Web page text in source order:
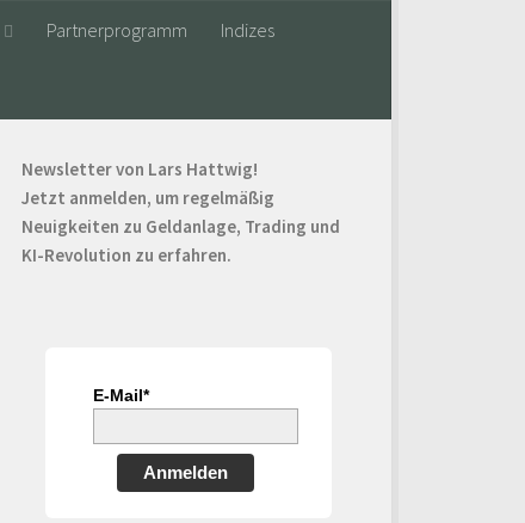
Partnerprogramm Indizes
Newsletter von Lars Hattwig!
Jetzt anmelden, um regelmäßig
Neuigkeiten zu Geldanlage, Trading und
KI-Revolution zu erfahren.
E-Mail*
Anmelden